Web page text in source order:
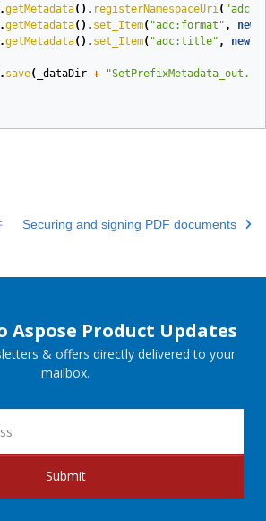
.getMetadata(). registerNamespaceUri( "adc"
.getMetadata(). set_Item( "adc:format" , new
.getMetadata(). set_Item( "adc:title" , new
. save( _dataDir +
Securing and signing PDF documents
Aspose Product Updates
& offers directly delivered to your
mailbox.
Submit